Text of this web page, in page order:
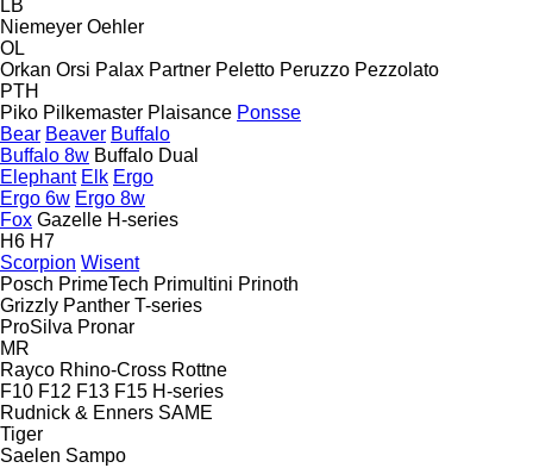
LB
Niemeyer Oehler
OL
Orkan Orsi Palax Partner Peletto Peruzzo Pezzolato
PTH
Piko Pilkemaster Plaisance Ponsse
Bear Beaver Buffalo
Buffalo 8w Buffalo Dual
Elephant Elk Ergo
Ergo 6w Ergo 8w
Fox Gazelle H-series
H6 H7
Scorpion Wisent
Posch PrimeTech Primultini Prinoth
Grizzly Panther T-series
ProSilva Pronar
MR
Rayco Rhino-Cross Rottne
F10 F12 F13 F15 H-series
Rudnick & Enners SAME
Tiger
Saelen Sampo